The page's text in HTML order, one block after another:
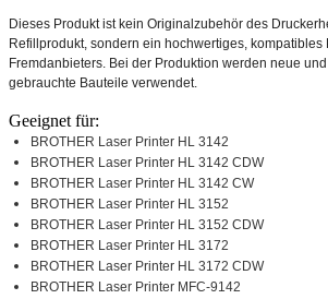
Dieses Produkt ist kein Originalzubehör des
Refillprodukt, sondern ein hochwertiges, kompatibles
Fremdanbieters. Bei der Produktion werden neue
gebrauchte Bauteile verwendet.
Geeignet für:
BROTHER Laser Printer HL 3142
BROTHER Laser Printer HL 3142 CDW
BROTHER Laser Printer HL 3142 CW
BROTHER Laser Printer HL 3152
BROTHER Laser Printer HL 3152 CDW
BROTHER Laser Printer HL 3172
BROTHER Laser Printer HL 3172 CDW
BROTHER Laser Printer MFC-9142